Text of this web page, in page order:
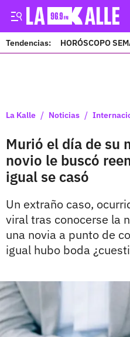
Tendencias: HORÓSCOPO
La Kalle / Noticias /
Murió el día de su
novio le buscó
igual se casó
Un extraño caso,
viral tras conocerse la
una novia a punto de
igual hubo boda